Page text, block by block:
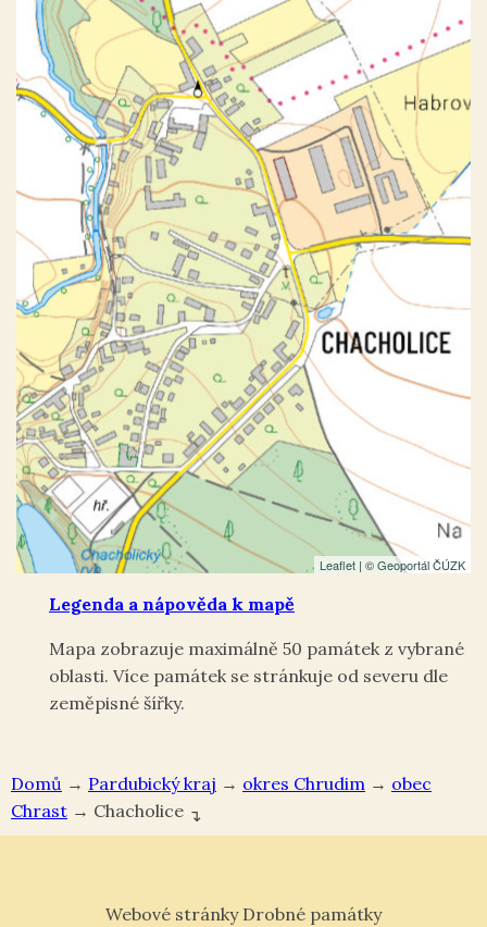
Domů → Pardubický kraj → okres Chrudim →
Chrast → Chacholice ↴
Leaflet | ©Geoportál ČÚZK
Legenda a nápověda k mapě
Mapa zobrazuje maximálně 50 památek z vybrané
oblasti. Více památek se stránkuje od severu dle
zeměpisné šířky.
Webové stránky Drobné památky